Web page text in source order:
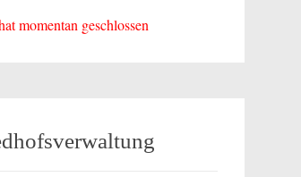
momentan geschlossen